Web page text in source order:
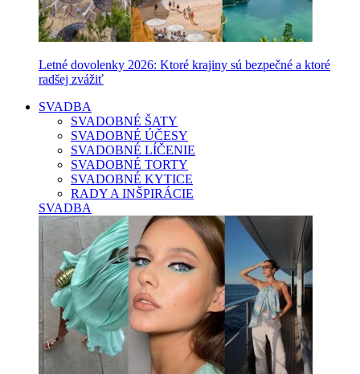
Letné dovolenky 2026: Ktoré krajiny sú bezpečné a ktoré
radšej zvážiť
SVADBA
SVADOBNÉ ŠATY
SVADOBNÉ ÚČESY
SVADOBNÉ LÍČENIE
SVADOBNÉ TORTY
SVADOBNÉ KYTICE
RADY A INŠPIRÁCIE
SVADBA